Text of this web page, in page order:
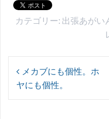
カテゴリー: 出張あがい
投
稿メカブにも個性。ホ
ヤにも個性。